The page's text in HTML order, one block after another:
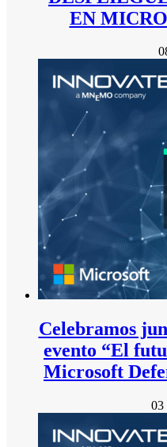
EN
Celebramos
evento “El
Microsoft
03